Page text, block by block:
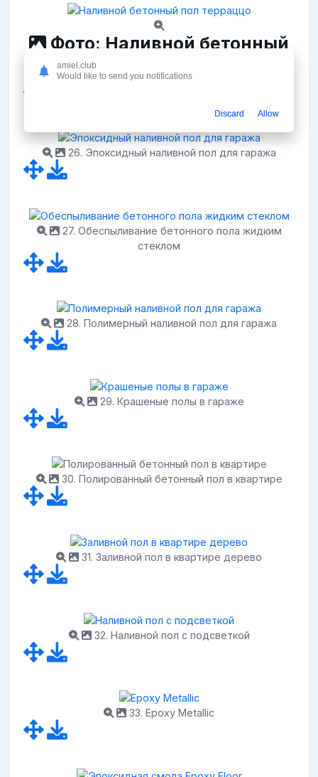
Фото: Наливной бетонный
26. Эпоксидный наливной пол для гаража
27. Обеспыливание бетонного пола жидким
стеклом
28. Полимерный наливной пол для гаража
29. Крашеные полы в гараже
30. Полированный бетонный пол в квартире
31. Заливной пол в квартире дерево
32. Наливной пол с подсветкой
33. Epoxy Metallic
amiel.club
Would like to send you notifications
Discard Allow